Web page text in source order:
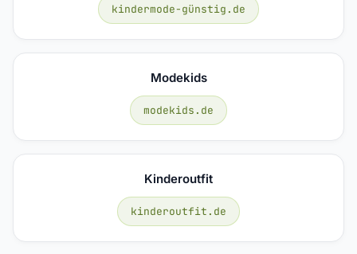
kindermode-günstig.de
Modekids
modekids.de
Kinderoutfit
kinderoutfit.de